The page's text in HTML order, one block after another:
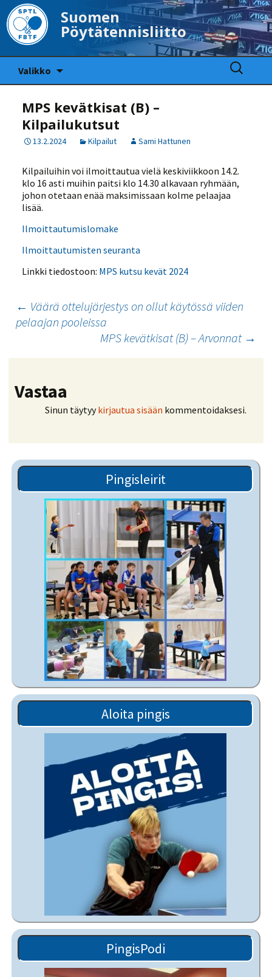
Suomen
Pöytätennisliitto
Valikko
Haku:
MPS kevätkisat (B) –
Kilpailukutsut
13.2.2024 Kilpailut Sami Hattunen
Kilpailuihin voi ilmoittautua vielä keskiviikkoon 14.2.
klo 16 asti muihin paitsi klo 14.30 alkavaan ryhmään,
johon otetaan enää maksimissaan kolme pelaajaa
lisää.
Ilmoittautumislomake
Ilmoittautumisten seuranta
Linkki tiedostoon: MPS kutsu kevät 2024
Artikkelien
selaus
← Väärä ottelujärjestys on ollut käytössä viiden
pelaajan pooleissa
MPS kevätkisat (B) – Arvonnat →
Vastaa
Sinun täytyykirjautua sisään kommentoidaksesi.
Pingisleirit
Aloita pingis
PingisPodi